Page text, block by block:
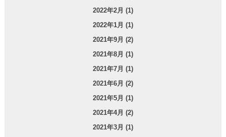
2022年2月 (1)
2022年1月 (1)
2021年9月 (2)
2021年8月 (1)
2021年7月 (1)
2021年6月 (2)
2021年5月 (1)
2021年4月 (2)
2021年3月 (1)